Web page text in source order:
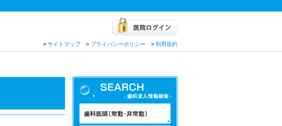
> サイトマップ> プライバシーポリシー > 利用規約